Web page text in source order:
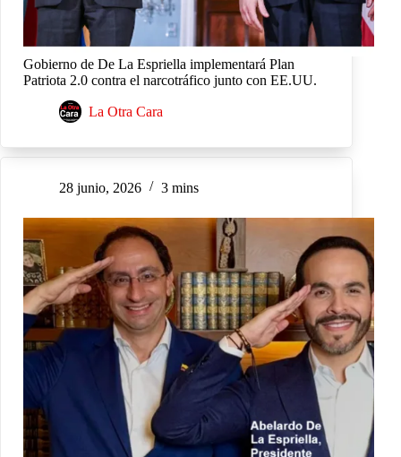
Gobierno de De La Espriella implementará Plan
Patriota 2.0 contra el narcotráfico junto con EE.UU.
La Otra Cara
28 junio, 2026 3 mins